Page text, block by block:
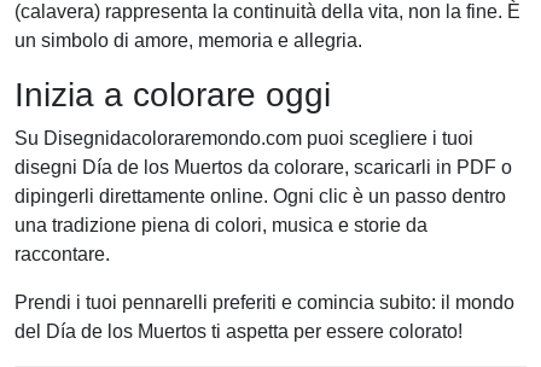
(calavera) rappresenta la continuità della vita, non la fine. È
un simbolo di amore, memoria e allegria.
Inizia a colorare oggi
Su Disegnidacoloraremondo.com puoi scegliere i tuoi
disegni Día de los Muertos da colorare, scaricarli in PDF o
dipingerli direttamente online. Ogni clic è un passo dentro
una tradizione piena di colori, musica e storie da
raccontare.
Prendi i tuoi pennarelli preferiti e comincia subito: il mondo
del Día de los Muertos ti aspetta per essere colorato!